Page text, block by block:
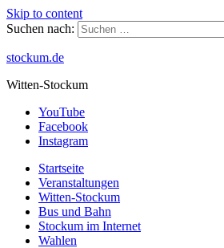
Skip to content
Suchen nach:
stockum.de
Witten-Stockum
YouTube
Facebook
Instagram
Startseite
Veranstaltungen
Witten-Stockum
Bus und Bahn
Stockum im Internet
Wahlen